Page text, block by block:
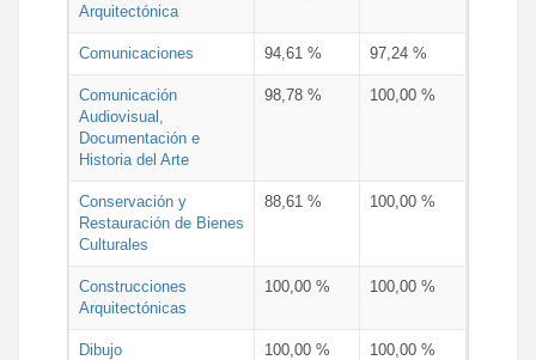
Arquitectónica
Comunicaciones 94,61 % 97,24 %
Comunicación
Audiovisual,
Documentación e
Historia del Arte
98,78 % 100,00 %
Conservación y
Restauración de Bienes
Culturales
88,61 % 100,00 %
Construcciones
Arquitectónicas
100,00 % 100,00 %
Dibujo 100,00 % 100,00 %